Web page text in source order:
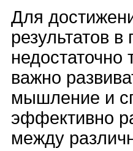
Для
результатов
недостаточно
важно
мышление и
эффективно
между